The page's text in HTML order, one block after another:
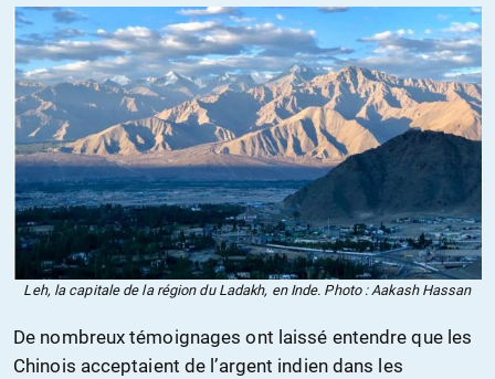
Leh, la capitale de la région du Ladakh, en Inde. Photo : Aakash Hassan
De nombreux témoignages ont laissé entendre que les
Chinois acceptaient de l’argent indien dans les